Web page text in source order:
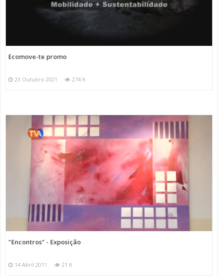
Ecomove-te promo
23 Outubro 2021 274 K
"Encontros" - Exposição
14 Abril 2011 21 K